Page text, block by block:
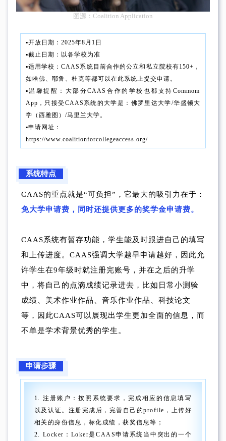
图源：Coalition Application
▪︎开放日期：2025年8月1日
▪︎截止日期：以各学校为准
▪︎适用学校：CAAS系统目前合作的公立和私立院校有150+，
如哈佛、耶鲁、杜克等都可以在此系统上提交申请。
▪︎温馨提醒：大部分CAAS合作的学校也都支持 Commom
App ，只接受CAAS系统的大学是：佛罗里达大学/华盛顿大
学（西雅图）/马里兰大学。
▪︎申请网址：
https://www.coalitionforcollegeaccess.org/
系统特点
CAAS的重点就是“可负担”，它最大的吸引力在于：
免大学申请费，同时还提供更多的奖学金申请费。
CAAS系统有暂存功能，学生能及时跟进自己的填写
和上传进度。CAAS强调大学越早申请越好，因此允
许学生在9年级时就注册完账号，并在之后的升学
中，将自己的点滴成绩记录进去，比如日常小测验
成绩、美术作业作品、音乐作业作品、科技论文
等，因此CAAS可以展现出学生更加全面的信息，而
不单是学术背景优秀的学生。
申请步骤
1. 注册账户：按照系统要求，完成相应的信息填写
以及认证。注册完成后，完善自己的profile，上传好
相关的身份信息，标化成绩，获奖信息等；
2. Locker：Loker是CAAS申请系统当中突出的一个